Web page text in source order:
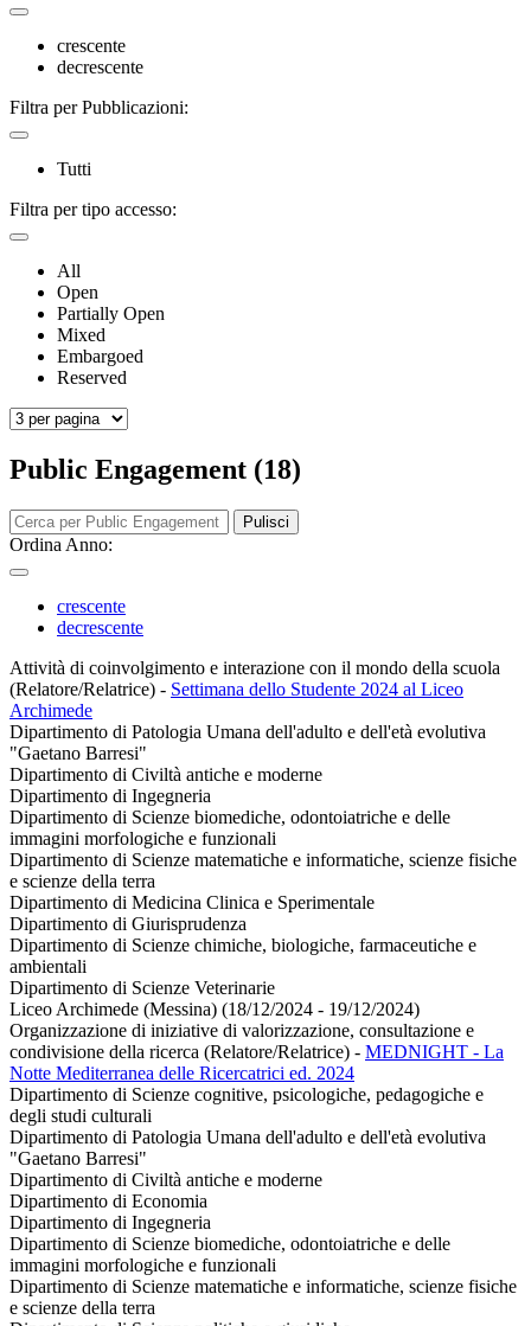
crescente
decrescente
Filtra per Pubblicazioni:
Tutti
Filtra per tipo accesso:
All
Open
Partially Open
Mixed
Embargoed
Reserved
Public Engagement (18)
Pulisci
Ordina Anno:
crescente
decrescente
Attività di coinvolgimento e interazione con il mondo della scuola
(Relatore/Relatrice) - Settimana dello Studente 2024 al Liceo
Archimede
Dipartimento di Patologia Umana dell'adulto e dell'età evolutiva
"Gaetano Barresi"
Dipartimento di Civiltà antiche e moderne
Dipartimento di Ingegneria
Dipartimento di Scienze biomediche, odontoiatriche e delle
immagini morfologiche e funzionali
Dipartimento di Scienze matematiche e informatiche, scienze fisiche
e scienze della terra
Dipartimento di Medicina Clinica e Sperimentale
Dipartimento di Giurisprudenza
Dipartimento di Scienze chimiche, biologiche, farmaceutiche e
ambientali
Dipartimento di Scienze Veterinarie
Liceo Archimede (Messina) (18/12/2024 - 19/12/2024)
Organizzazione di iniziative di valorizzazione, consultazione e
condivisione della ricerca (Relatore/Relatrice) - MEDNIGHT - La
Notte Mediterranea delle Ricercatrici ed. 2024
Dipartimento di Scienze cognitive, psicologiche, pedagogiche e
degli studi culturali
Dipartimento di Patologia Umana dell'adulto e dell'età evolutiva
"Gaetano Barresi"
Dipartimento di Civiltà antiche e moderne
Dipartimento di Economia
Dipartimento di Ingegneria
Dipartimento di Scienze biomediche, odontoiatriche e delle
immagini morfologiche e funzionali
Dipartimento di Scienze matematiche e informatiche, scienze fisiche
e scienze della terra